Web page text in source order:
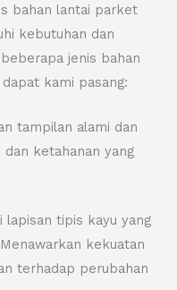
bahan lantai parket
kebutuhan dan
jenis bahan
kami pasang:
tampilan alami dan
ketahanan yang
lapisan tipis kayu yang
kekuatan
terhadap perubahan